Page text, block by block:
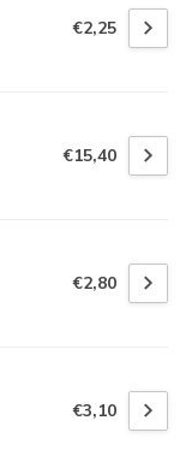
€2,25
€15,40
€2,80
€3,10